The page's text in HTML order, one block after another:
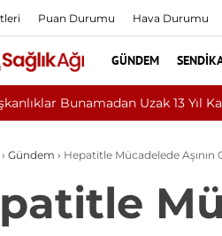
Puan Durumu Hava Durumu
GÜNDEM
Teşvik Ek
› Gündem › Hepatitle Mücadelede